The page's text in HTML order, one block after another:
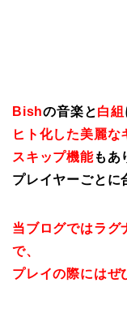
Bishの音楽と白組
ヒト化した美麗な
スキップ機能もあ
プレイヤーごとに
当ブログではラグ
で、
プレイの際にはぜ